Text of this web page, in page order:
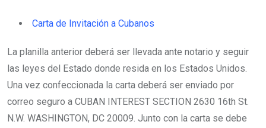
Carta de Invitación a Cubanos
La planilla anterior deberá ser llevada ante notario y seguir
las leyes del Estado donde resida en los Estados Unidos.
Una vez confeccionada la carta deberá ser enviado por
correo seguro a CUBAN INTEREST SECTION 2630 16th St.
N.W. WASHINGTON, DC 20009. Junto con la carta se debe